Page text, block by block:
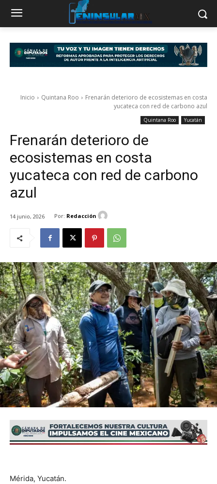
Inicio Quintana Roo
Frenarán deterioro de ecosistemas en costa
yucateca con red de carbono azul
Quintana Roo Yucatán
Frenarán deterioro de
ecosistemas en costa
yucateca con red de carbono
azul
14 junio, 2026 Por: Redacción
Mérida, Yucatán.